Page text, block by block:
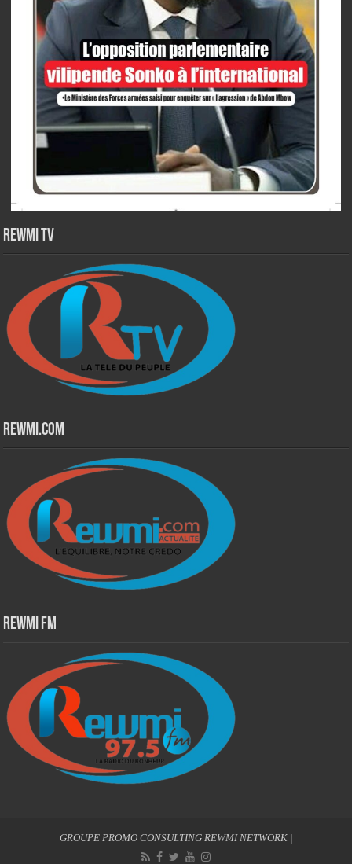
Rewmi TV
Rewmi.Com
Rewmi Fm
GROUPE PROMO CONSULTING REWMI NETWORK|